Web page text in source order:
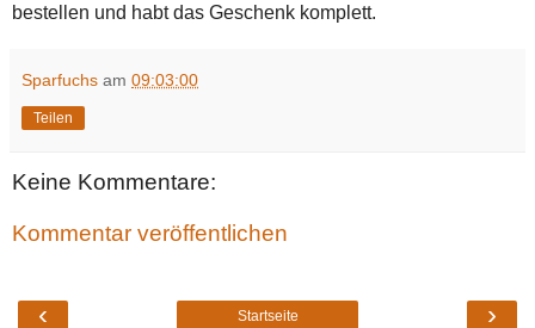
bestellen und habt das Geschenk komplett.
Sparfuchs am 09:03:00
Teilen
Keine Kommentare:
Kommentar veröffentlichen
‹ ›
Startseite